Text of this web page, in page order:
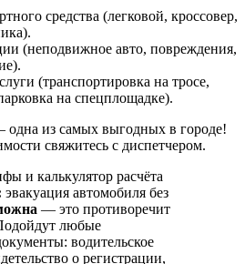
средства (легковой, кроссовер,
(неподвижное авто, повреждения,
(транспортировка на тросе,
на спецплощадке).
одна из самых выгодных в городе!
свяжитесь с диспетчером.
и калькулятор расчёта
эвакуация автомобиля без
— это противоречит
любые
водительское
о регистрации,